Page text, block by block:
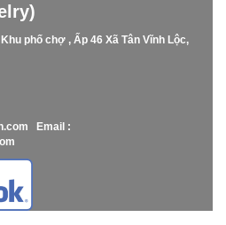
phố chợ , Ấp 46 Xã Tân Vĩnh Lộc,
Email :